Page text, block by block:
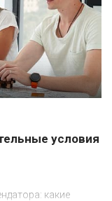
условия
какие